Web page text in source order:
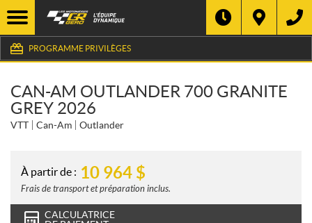
PROGRAMME PRIVILÈGES
CAN-AM OUTLANDER 700 GRANITE
GREY 2026
VTT Can-Am Outlander
À partir de : 10 964 $
Frais de transport et préparation inclus.
CALCULATRICE